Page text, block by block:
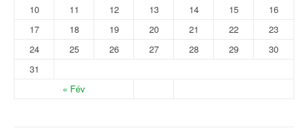
« Fév
10
11 12 13 14 15
16
17
18 19 20 21 22
23
24
25 26 27 28 29
30
31